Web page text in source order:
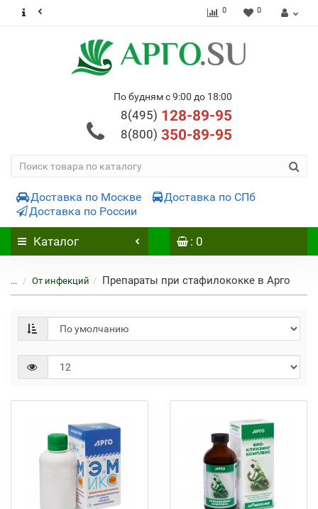
0 0
По будням с 9:00 до 18:00
8(495) 128-89-95
8(800) 350-89-95
Доставка по Москве
Доставка по СПб
Доставка по России
Каталог : 0
... От инфекций Препараты при стафилококке в Арго